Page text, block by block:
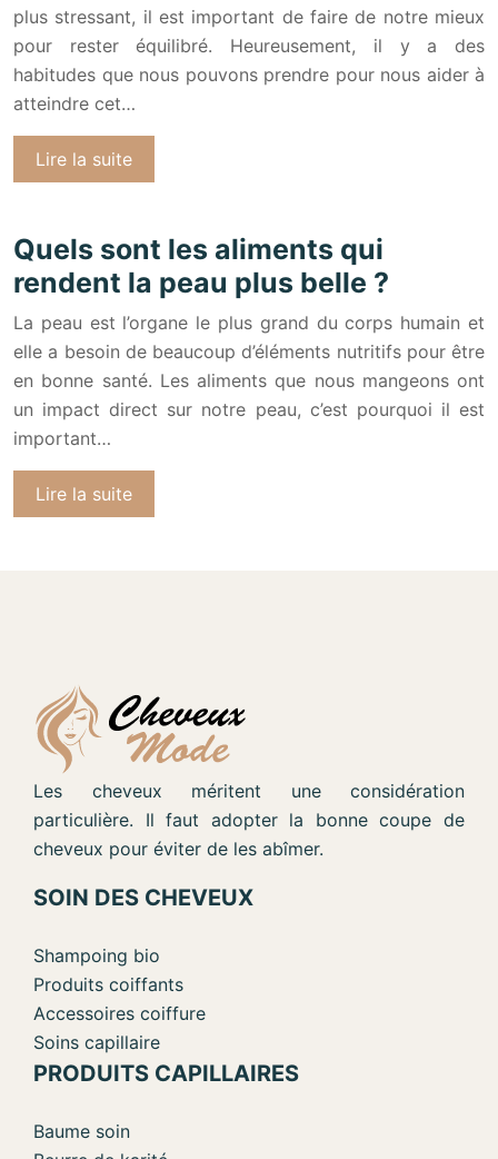
plus stressant, il est important de faire de notre mieux
pour rester équilibré. Heureusement, il y a des
habitudes que nous pouvons prendre pour nous aider à
atteindre cet…
Lire la suite
Quels sont les aliments qui
rendent la peau plus belle ?
La peau est l’organe le plus grand du corps humain et
elle a besoin de beaucoup d’éléments nutritifs pour être
en bonne santé. Les aliments que nous mangeons ont
un impact direct sur notre peau, c’est pourquoi il est
important…
Lire la suite
Les cheveux méritent une considération
particulière. Il faut adopter la bonne coupe de
cheveux pour éviter de les abîmer.
SOIN DES CHEVEUX
Shampoing bio
Produits coiffants
Accessoires coiffure
Soins capillaire
PRODUITS CAPILLAIRES
Baume soin